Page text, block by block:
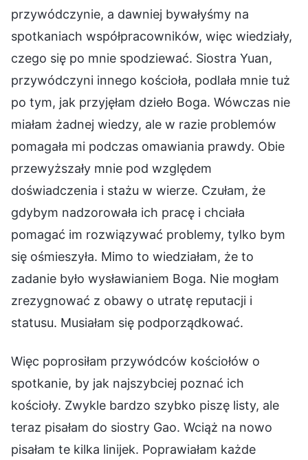
przywódczynie, a dawniej bywałyśmy na
spotkaniach współpracowników, więc wiedziały,
czego się po mnie spodziewać. Siostra Yuan,
przywódczyni innego kościoła, podlała mnie tuż
po tym, jak przyjęłam dzieło Boga. Wówczas nie
miałam żadnej wiedzy, ale w razie problemów
pomagała mi podczas omawiania prawdy. Obie
przewyższały mnie pod względem
doświadczenia i stażu w wierze. Czułam, że
gdybym nadzorowała ich pracę i chciała
pomagać im rozwiązywać problemy, tylko bym
się ośmieszyła. Mimo to wiedziałam, że to
zadanie było wysławianiem Boga. Nie mogłam
zrezygnować z obawy o utratę reputacji i
statusu. Musiałam się podporządkować.
Więc poprosiłam przywódców kościołów o
spotkanie, by jak najszybciej poznać ich
kościoły. Zwykle bardzo szybko piszę listy, ale
teraz pisałam do siostry Gao. Wciąż na nowo
pisałam te kilka linijek. Poprawiałam każde